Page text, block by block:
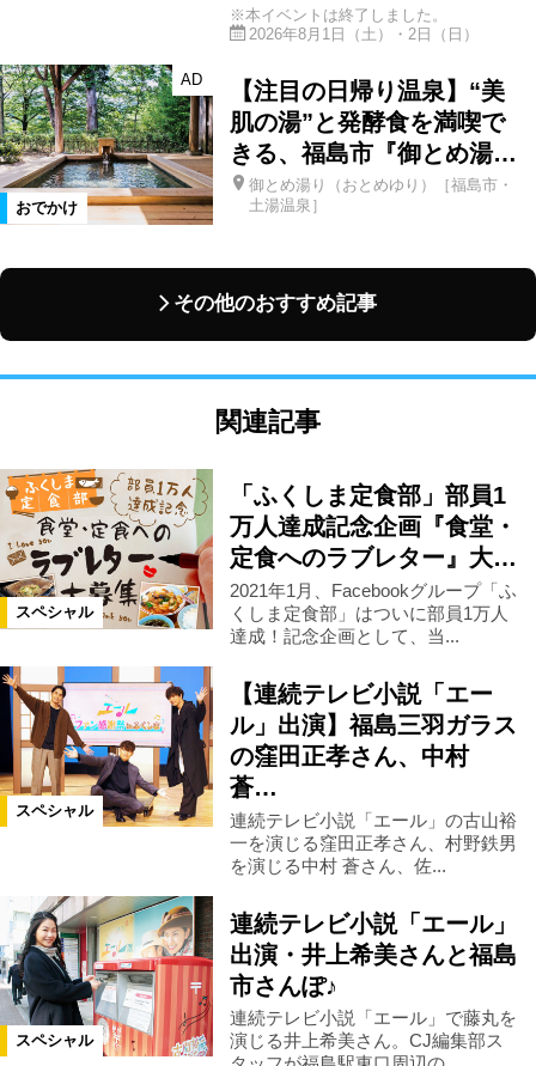
※本イベントは終了しました。
2026年8月1日（土）・2日（日）
おでかけ
AD
【注目の日帰り温泉】“美
肌の湯”と発酵食を満喫で
きる、福島市『御とめ湯…
御とめ湯り（おとめゆり）［福島市・
土湯温泉］
その他のおすすめ記事
関連記事
スペシャル
「ふくしま定食部」部員1
万人達成記念企画『食堂・
定食へのラブレター』大…
2021年1月、Facebookグループ「ふ
くしま定食部」はついに部員1万人
達成！記念企画として、当...
スペシャル
【連続テレビ小説「エー
ル」出演】福島三羽ガラス
の窪田正孝さん、中村
蒼…
連続テレビ小説「エール」の古山裕
一を演じる窪田正孝さん、村野鉄男
を演じる中村 蒼さん、佐...
スペシャル
連続テレビ小説「エール」
出演・井上希美さんと福島
市さんぽ♪
連続テレビ小説「エール」で藤丸を
演じる井上希美さん。CJ編集部ス